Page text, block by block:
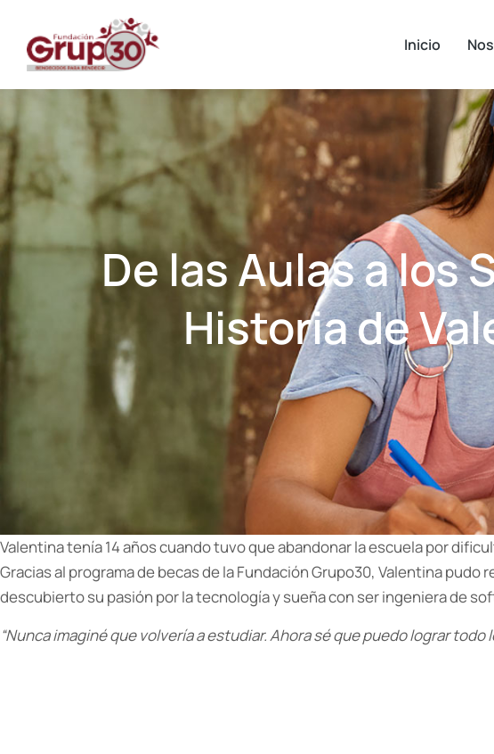
Inicio
De las Aulas a los
Historia de
Valentina tenía 14 años cuando tuvo que abandonar la escuela por
Gracias al programa de becas de la Fundación Grupo30, Valentina
descubierto su pasión por la tecnología y sueña con ser ingeniera de
“Nunca imaginé que volvería a estudiar. Ahora sé que puedo lograr todo